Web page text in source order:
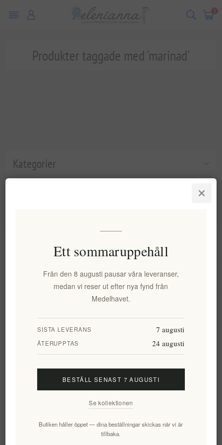
0
Kategorier
Produkter taggade med 'marinad'
Mitt konto
Prenumerera Avsluta bevakning
Ett sommaruppehåll
Från den 8 augusti pausar våra leveranser,
medan vi reser ut efter nya fynd från
Medelhavet.
SISTA LEVERANS 7 augusti
ÅTERUPPTAS 24 augusti
BESTÄLL SENAST 7 AUGUSTI
Se kollektionen
Butiken håller öppet — dina beställningar skickas när vi är
tillbaka.